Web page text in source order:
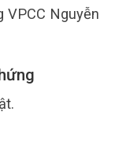
VPCC Nguyễn